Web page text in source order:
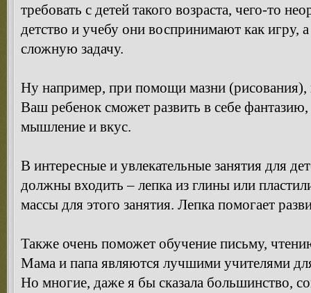
требовать с детей такого возраста, чего-то
детство и учебу они воспринимают как игру,
сложную задачу.
Ну например, при помощи мазни (рисования),
Ваш ребенок сможет развить в себе
мышление и вкус.
В интересные и увлекательные занятия для
должны входить – лепка из глины или
массы для этого занятия. Лепка помогает
Также очень поможет обучение письму,
Мама и папа являются лучшими учителями
Но многие, даже я бы сказала большинство,